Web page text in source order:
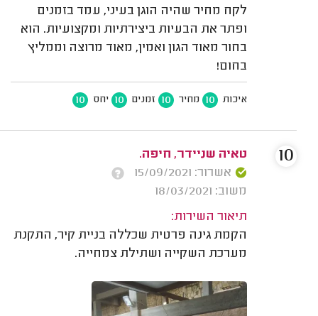
לקח מחיר שהיה הוגן בעיני, עמד בזמנים
ופתר את הבעיות ביצירתיות ומקצועיות. הוא
בחור מאוד הגון ואמין, מאוד מרוצה וממליץ
בחום!
איכות 10 מחיר 10 זמנים 10 יחס 10
טאיה שניידר, חיפה.
אשרור: 15/09/2021
משוב: 18/03/2021
תיאור השירות:
הקמת גינה פרטית שכללה בניית קיר, התקנת
מערכת השקייה ושתילת צמחייה.
10